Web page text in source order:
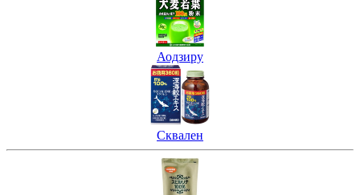
Аодзиру
Сквален